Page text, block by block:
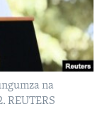
na
REUTERS